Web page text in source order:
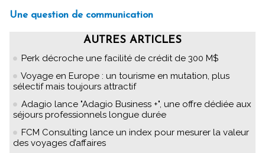
Une question de communication
AUTRES ARTICLES
Perk décroche une facilité de crédit de 300 M$
Voyage en Europe : un tourisme en mutation, plus
sélectif mais toujours attractif
Adagio lance "Adagio Business +", une offre dédiée aux
séjours professionnels longue durée
FCM Consulting lance un index pour mesurer la valeur
des voyages d’affaires